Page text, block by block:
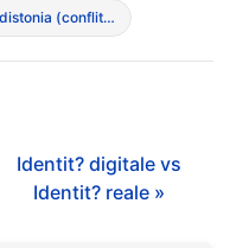
Egodistonia (conflitto con i propri sintomi)
Identit? digitale vs
Identit? reale »